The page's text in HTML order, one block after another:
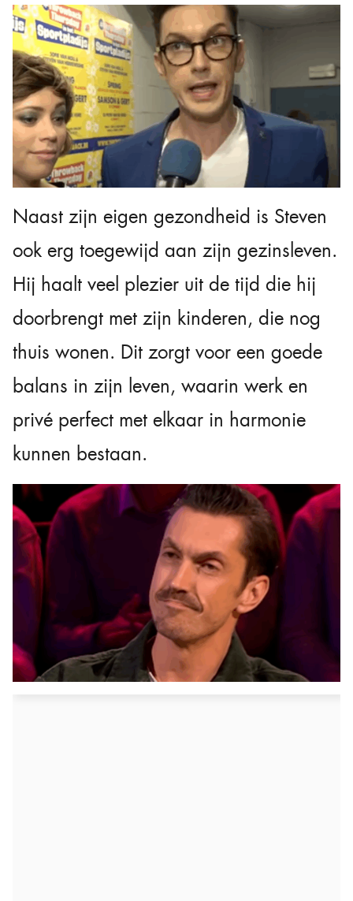
Naast zijn eigen gezondheid is Steven
ook erg toegewijd aan zijn gezinsleven.
Hij haalt veel plezier uit de tijd die hij
doorbrengt met zijn kinderen, die nog
thuis wonen. Dit zorgt voor een goede
balans in zijn leven, waarin werk en
privé perfect met elkaar in harmonie
kunnen bestaan.